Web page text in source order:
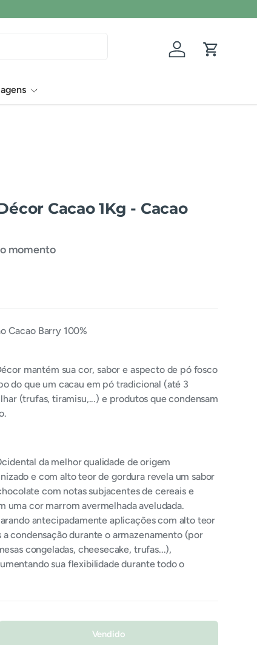
Conecte-seCarrinho
Cacao 1Kg - Cacao
momento
Cacao Barry 100%
mantém sua cor, sabor e aspecto de pó fosco
do que um cacau em pó tradicional (até 3
(trufas, tiramisu,...) e produtos que condensam
da melhor qualidade de origem
e com alto teor de gordura revela um sabor
com notas subjacentes de cereais e
uma cor marrom avermelhada aveludada.
antecipadamente aplicações com alto teor
condensação durante o armazenamento (por
congeladas, cheesecake, trufas...),
sua flexibilidade durante todo o
quantidade Vendido